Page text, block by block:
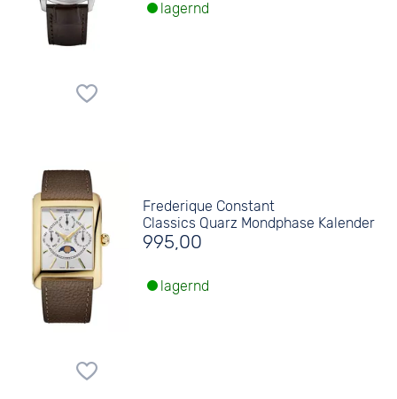
lagernd
Frederique Constant
Classics Quarz Mondphase Kalender
995,00
lagernd